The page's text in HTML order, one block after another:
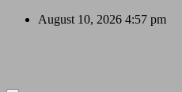
Skip
August 10, 2026 4:57 pm